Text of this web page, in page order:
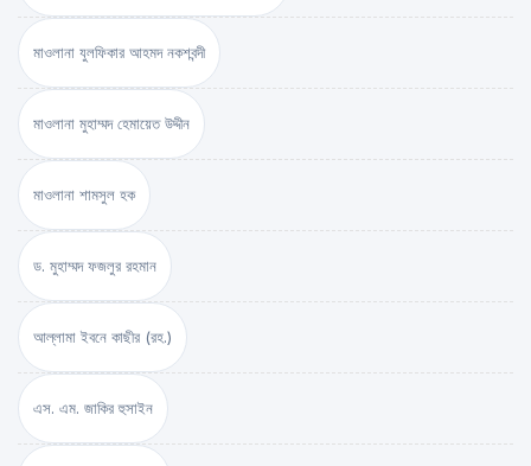
মাওলানা যুলফিকার আহমদ নকশবন্দী
মাওলানা মুহাম্মদ হেমায়েত উদ্দীন
মাওলানা শামসুল হক
ড. মুহাম্মদ ফজলুর রহমান
আল্লামা ইবনে কাছীর (রহ.)
এস. এম. জাকির হুসাইন